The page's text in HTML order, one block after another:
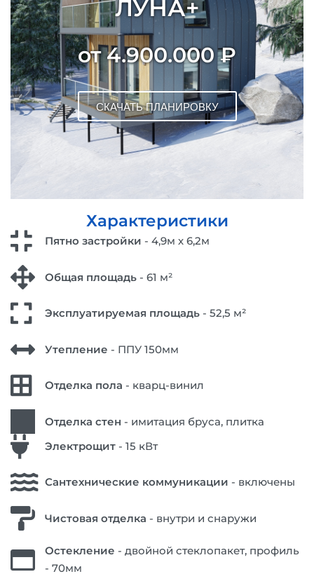
ЛУНА+
от 4.900.000 ₽
СКАЧАТЬ ПЛАНИРОВКУ
Характеристики
Пятно застройки - 4,9м х 6,2м
Общая площадь- 61 м²
Эксплуатируемая площадь - 52,5 м²
Утепление - ППУ 150мм
Отделка пола - кварц-винил
Отделка стен - имитация бруса, плитка
Электрощит- 15 кВт
Сантехнические коммуникации - включены
Чистовая отделка - внутри и снаружи
Остекление - двойной стеклопакет, профиль
- 70мм